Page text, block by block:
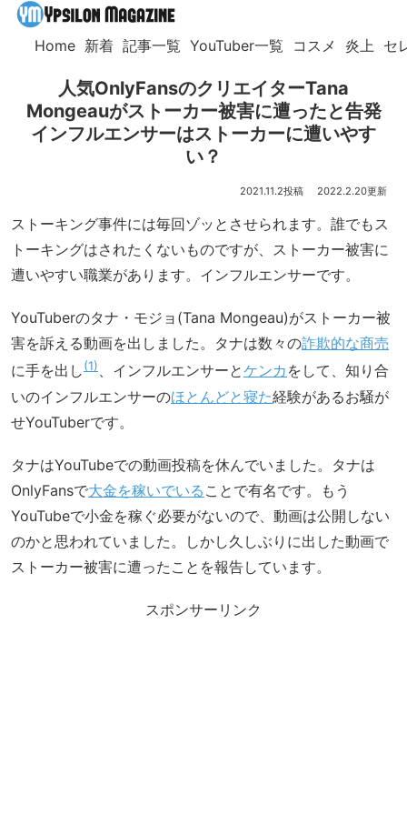
Home 新着 記事一覧 YouTuber一覧 コスメ 炎上 セ
人気OnlyFansのクリエイターTana
Mongeauがストーカー被害に遭ったと告発
インフルエンサーはストーカーに遭いやす
い？
2021.11.2 2022.2.20
ストーキング事件には毎回ゾッとさせられます。誰でもス
トーキングはされたくないものですが、ストーカー被害に
遭いやすい職業があります。インフルエンサーです。
YouTuberのタナ・モジョ(Tana Mongeau)がストーカー被
害を訴える動画を出しました。タナは数々の詐欺的な商売
に手を出し 1 、インフルエンサーとケンカ をして、知り合
いのインフルエンサーのほとんどと寝た経験があるお騒が
せYouTuberです。
タナはYouTubeでの動画投稿を休んでいました。タナは
OnlyFansで大金を稼いでいる ことで有名です。もう
YouTubeで小金を稼ぐ必要がないので、動画は公開しない
のかと思われていました。しかし久しぶりに出した動画で
ストーカー被害に遭ったことを報告しています。
スポンサーリンク